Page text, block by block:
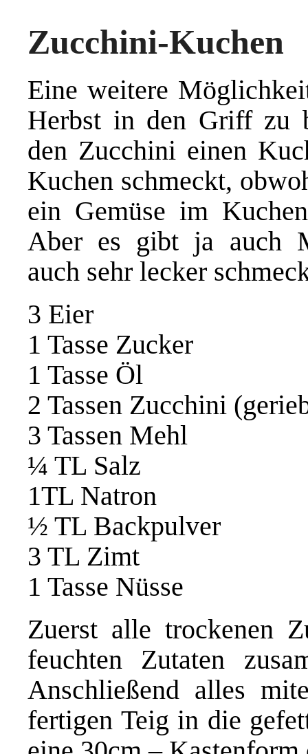
Zucchini-Kuchen
Eine weitere
Herbst in den Griff zu
den Zucchini einen
Kuchen schmeckt,
ein Gemüse im
Aber es gibt ja auch
auch sehr lecker
3 Eier
1 Tasse Zucker
1 Tasse Öl
2 Tassen Zucchini
3 Tassen Mehl
¼ TL Salz
1TL Natron
½ TL Backpulver
3 TL Zimt
1 Tasse Nüsse
Zuerst alle trockenen
feuchten Zutaten
Anschließend alles
fertigen Teig in die